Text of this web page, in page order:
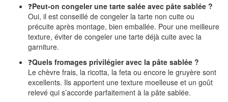
❓Peut-on congeler une tarte salée avec pâte sablée ?
Oui, il est conseillé de congeler la tarte non cuite ou
précuite après montage, bien emballée. Pour une meilleure
texture, éviter de congeler une tarte déjà cuite avec la
garniture.
❓Quels fromages privilégier avec la pâte sablée ?
Le chèvre frais, la ricotta, la feta ou encore le gruyère sont
excellents. Ils apportent une texture moelleuse et un goût
relevé qui s’accorde parfaitement à la pâte sablée.